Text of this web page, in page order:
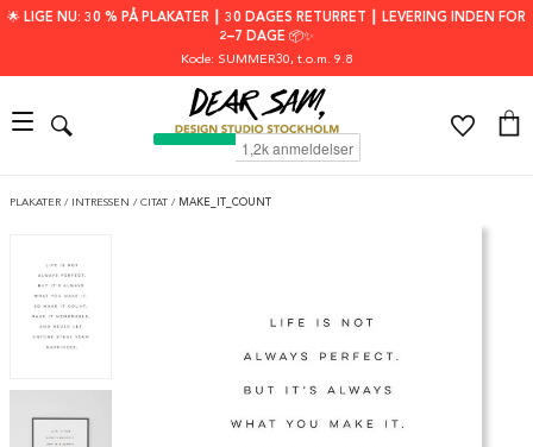
🌟 LIGE NU: 30 % PÅ PLAKATER ┃ 30 DAGES RETURRET ┃ LEVERING INDEN FOR
2–7 DAGE 📦✨
Kode: SUMMER30, t.o.m. 9.8
PLAKATER / INTRESSEN / CITAT / MAKE_IT_COUNT